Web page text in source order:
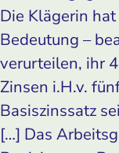
Die Klägerin
Bedeutung –
verurteilen, ihr
Zinsen i.H.v.
Basiszinssatz
[…] Das